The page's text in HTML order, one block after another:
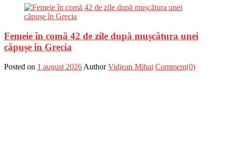
Femeie în comă 42 de zile după mușcătura unei
căpușe în Grecia
Posted on 1 august 2026 Author Vidjean Mihai Comment(0)